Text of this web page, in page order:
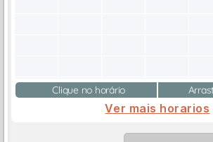
Clique no horário
Ver mais horarios